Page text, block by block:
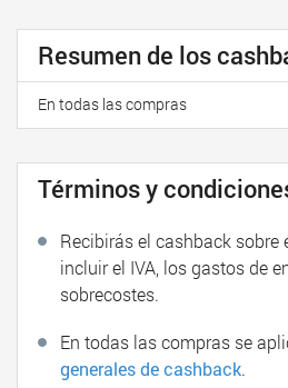
Resumen de los
En todas las compras
Términos y
Recibirás el cashback sobre
incluir el IVA, los gastos de
sobrecostes.
En todas las compras se
generales de cashback.